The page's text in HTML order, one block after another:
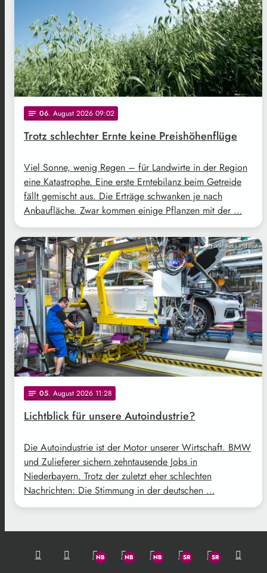
notes 06. August 2026 09:02
Trotz schlechter Ernte keine Preishöhenflüge
Viel Sonne, wenig Regen – für Landwirte in der Region
eine Katastrophe. Eine erste Erntebilanz beim Getreide
fällt gemischt aus. Die Erträge schwanken je nach
Anbaufläche. Zwar kommen einige Pflanzen mit der …
Funkhaus Landshut
notes 05. August 2026 11:28
Lichtblick für unsere Autoindustrie?
Die Autoindustrie ist der Motor unserer Wirtschaft. BMW
und Zulieferer sichern zehntausende Jobs in
Niederbayern. Trotz der zuletzt eher schlechten
Nachrichten: Die Stimmung in der deutschen …